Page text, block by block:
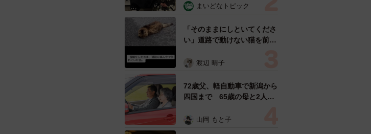
めらい 「痛いほど伝わる」
まいどなトピック
「そのままにしといてくださ
い」道路で動けない猫を前に
ようとした4日間 「命の重
表の訴え
渡辺 晴子
72歳父、軽自動車で新潟から
四国まで 65歳の母と2人で
憩まで分刻み… 「大学生で
山岡 もと子